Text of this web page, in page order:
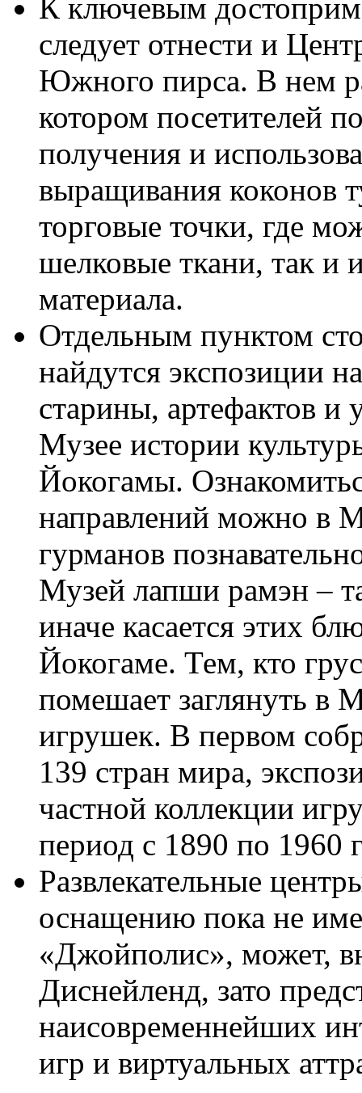
К ключевым
следует отнести и
Южного пирса. В нем
котором посетителей
получения и
выращивания коконов
торговые точки, где
шелковые ткани, так и
материала.
Отдельным пунктом
найдутся экспозиции
старины, артефактов
Музее истории
Йокогамы.
направлений можно в
гурманов
Музей лапши рамэн –
иначе касается этих
Йокогаме. Тем, кто
помешает заглянуть в
игрушек. В первом
139 стран мира,
частной коллекции
период с 1890 по 1960
Развлекательные
оснащению пока не
«Джойполис», может,
Диснейленд, зато
наисовременнейших
игр и виртуальных